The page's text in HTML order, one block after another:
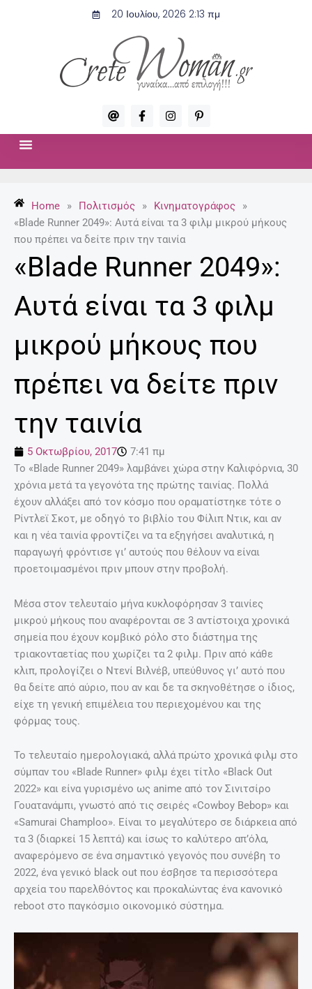
20 Ιουλίου, 2026 2:13 πμ
A
t
F
a
c
f
I
n
s
P
i
n
-
p
Home » Πολιτισμός » Κινηματογράφος
»
«Blade Runner 2049»: Αυτά είναι τα 3 φιλμ μικρού μήκους
που πρέπει να δείτε πριν την ταινία
«Blade Runner 2049»:
Αυτά είναι τα 3 φιλμ
μικρού μήκους που
πρέπει να δείτε πριν
την ταινία
5 Οκτωβρίου, 2017
7:41 πμ
Το «Blade Runner 2049» λαμβάνει χώρα στην Καλιφόρνια, 30
χρόνια μετά τα γεγονότα της πρώτης ταινίας. Πολλά
έχουν αλλάξει από τον κόσμο που οραματίστηκε τότε ο
Ρίντλεϊ Σκοτ, με οδηγό το βιβλίο του Φίλιπ Ντικ, και αν
και η νέα ταινία φροντίζει να τα εξηγήσει αναλυτικά, η
παραγωγή φρόντισε γι’ αυτούς που θέλουν να είναι
προετοιμασμένοι πριν μπουν στην προβολή.
Μέσα στον τελευταίο μήνα κυκλοφόρησαν 3 ταινίες
μικρού μήκους που αναφέρονται σε 3 αντίστοιχα χρονικά
σημεία που έχουν κομβικό ρόλο στο διάστημα της
τριακονταετίας που χωρίζει τα 2 φιλμ. Πριν από κάθε
κλιπ, προλογίζει ο Ντενί Βιλνέβ, υπεύθυνος γι’ αυτό που
θα δείτε από αύριο, που αν και δε τα σκηνοθέτησε ο ίδιος,
είχε τη γενική επιμέλεια του περιεχομένου και της
φόρμας τους.
Το τελευταίο ημερολογιακά, αλλά πρώτο χρονικά φιλμ στο
σύμπαν του «Blade Runner» φιλμ έχει τίτλο «Black Out
2022» και είνα γυρισμένο ως anime από τον Σινιτσίρο
Γουατανάμπι, γνωστό από τις σειρές «Cowboy Bebop» και
«Samurai Champloo». Είναι το μεγαλύτερο σε διάρκεια από
τα 3 (διαρκεί 15 λεπτά) και ίσως το καλύτερο απ’όλα,
αναφερόμενο σε ένα σημαντικό γεγονός που συνέβη το
2022, ένα γενικό black out που έσβησε τα περισσότερα
αρχεία του παρελθόντος και προκαλώντας ένα κανονικό
reboot στο παγκόσμιο οικονομικό σύστημα.